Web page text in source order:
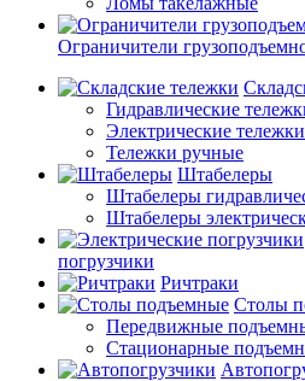
Ограничители
Гидравлические
Электрические тележки
Тележки ручные
Штабелеры
Штабелеры
Штабелеры
погрузчики
Ричтраки
Столы
Передвижные
Стационарные